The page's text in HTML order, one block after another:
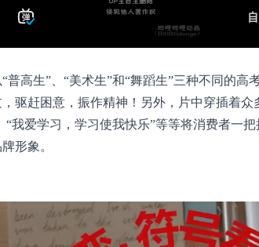
高生”、“美术生”和“舞蹈生”三种不同的
驱赶困意，振作精神！另外，片中穿插着
“我爱学习，学习使我快乐”等等将消费者一
形象。